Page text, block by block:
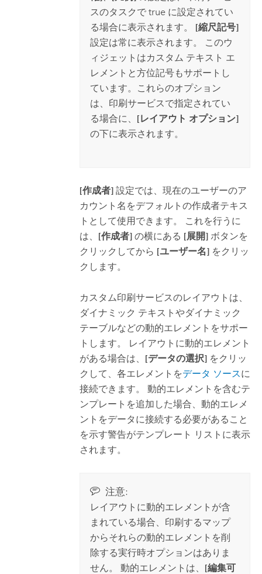
スのタスクで true に設定されてい
る場合に表示されます。 [縮尺記号]
設定は常に表示されます。 このウ
ィジェットはカスタム テキスト エ
レメントと方位記号もサポートし
ています。これらのオプション
は、印刷サービスで指定されてい
る場合に、 [レイアウト オプション]
の下に表示されます。
[作成者]設定では、現在のユーザーのア
カウント名をデフォルトの作成者テキス
トとして使用できます。 これを行うに
は、 [作成者]の横にある [展開]ボタンを
クリックしてから [ユーザー名]をクリッ
クします。
カスタム印刷サービスのレイアウトは、
ダイナミック テキストやダイナミック
テーブルなどの動的エレメントをサポー
トします。 レイアウトに動的エレメント
がある場合は、 [データの選択]をクリッ
クして、各エレメントをデータ ソースに
接続できます。 動的エレメントを含むテ
ンプレートを追加した場合、動的エレメ
ントをデータに接続する必要があること
を示す警告がテンプレート リストに表示
されます。
注意:
レイアウトに動的エレメントが含
まれている場合、印刷するマップ
からそれらの動的エレメントを削
除する実行時オプションはありま
せん。 動的エレメントは、 [編集可